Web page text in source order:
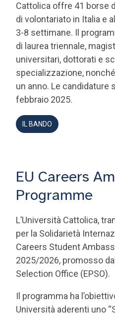
3-8 settimane. Il
di laurea triennale,
universitari, dottorati e
specializzazione, nonché
un anno. Le candidature
febbraio 2025.
IL BANDO
Programme
L’Università Cattolica,
Careers Student
2025/2026, promosso
Selection Office (EPSO).
Il programma ha
che promuova
carriera presso le